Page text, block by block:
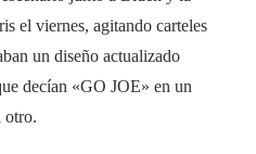
el viernes, agitando carteles
un diseño actualizado
decían «GO JOE» en un